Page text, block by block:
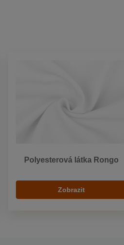
Polyesterová látka Rongo
Zobrazit